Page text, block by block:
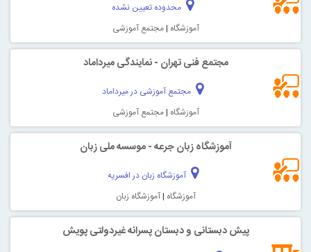
محدوده تعیین نشده
آموزشگاه |مجتمع آموزشی
مجتمع فنی تهران - نمایندگی میرداماد
مجتمع آموزشی در میرداماد
آموزشگاه |مجتمع آموزشی
آموزشگاه زبان جرعه - موسسه ملی زبان
آموزشگاه زبان در افسریه
آموزشگاه |آموزشگاه زبان
پیش دبستانی و دبستان پسرانه غیردولتی پویش